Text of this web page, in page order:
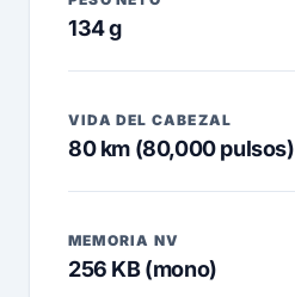
134 g
VIDA DEL CABEZAL
80 km (80,000 pulsos)
MEMORIA NV
256 KB (mono)